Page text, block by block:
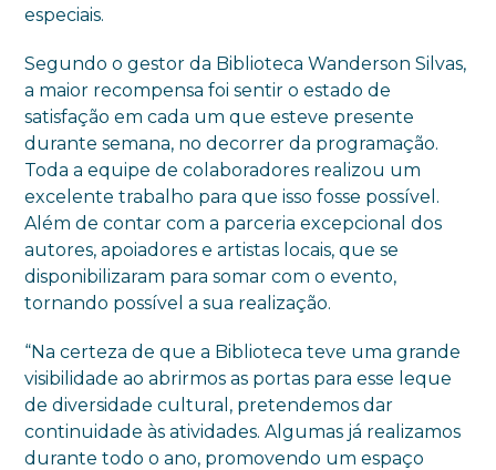
especiais.
Segundo o gestor da Biblioteca Wanderson Silvas,
a maior recompensa foi sentir o estado de
satisfação em cada um que esteve presente
durante semana, no decorrer da programação.
Toda a equipe de colaboradores realizou um
excelente trabalho para que isso fosse possível.
Além de contar com a parceria excepcional dos
autores, apoiadores e artistas locais, que se
disponibilizaram para somar com o evento,
tornando possível a sua realização.
“Na certeza de que a Biblioteca teve uma grande
visibilidade ao abrirmos as portas para esse leque
de diversidade cultural, pretendemos dar
continuidade às atividades. Algumas já realizamos
durante todo o ano, promovendo um espaço